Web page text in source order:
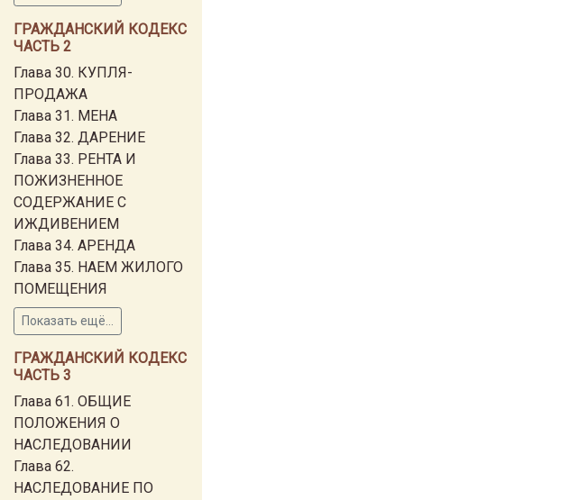
ГРАЖДАНСКИЙ КОДЕКС
ЧАСТЬ 2
Глава 30. КУПЛЯ-
ПРОДАЖА
Глава 31. МЕНА
Глава 32. ДАРЕНИЕ
Глава 33. РЕНТА И
ПОЖИЗНЕННОЕ
СОДЕРЖАНИЕ С
ИЖДИВЕНИЕМ
Глава 34. АРЕНДА
Глава 35. НАЕМ ЖИЛОГО
ПОМЕЩЕНИЯ
Показать ещё...
ГРАЖДАНСКИЙ КОДЕКС
ЧАСТЬ 3
Глава 61. ОБЩИЕ
ПОЛОЖЕНИЯ О
НАСЛЕДОВАНИИ
Глава 62.
НАСЛЕДОВАНИЕ ПО